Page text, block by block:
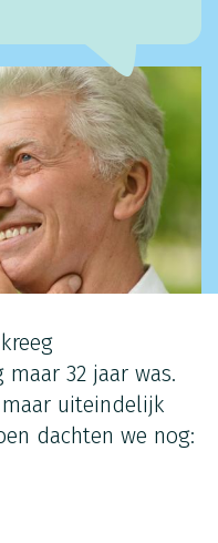
32 jaar was.
uiteindelijk
dachten we nog: